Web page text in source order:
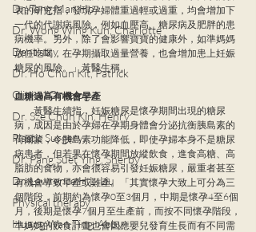
Dr. Tang Man Ho
Dr. Wong Wing Kun, Charlotte
Dentistry
Dr. Ho Chun Kit, Patrick
Clinical Oncology
Dr. Sze Chun Kin, Henry
Plastic Surgery
Dr. Pang Suet Ying, Sherby
Dr. Lawrence H.L. Liu
Physical therapy
Huang Wan Ting, Abby
表的研究指，發現孕婦體重過輕或過重，均會增加下
一代的代謝病風險，例如血壓高、糖尿病及肥胖的患
病機率。另外，除了會影響寶寶的健康外，如準媽媽
放任吃喝，在孕期攝取過量營養，也會增加患上妊娠
糖尿的風險。」黃醫生稱。
血糖過高有機會早產
黃醫生續指，妊娠糖尿是懷孕期間出現的糖尿
病，成因是由於孕婦在孕期身體會分泌抗衡胰島素的
荷爾蒙，令胰島素功能降低，即使孕婦本身不是糖尿
病患者，但若果在懷孕期間放縱飲食，進食高糖、高
脂肪的食物，亦會很容易引發妊娠糖尿，嚴重者甚至
有機會導致早產或難產。「其實懷孕大致上可分為三
個階段，前期約為懷孕0至3個月，中期是懷孕4至6個
月，後期是懷孕7個月至生產前，而按不同懷孕階段，
準媽媽的飲食計畫也會因應嬰兒發育生長而有不同需